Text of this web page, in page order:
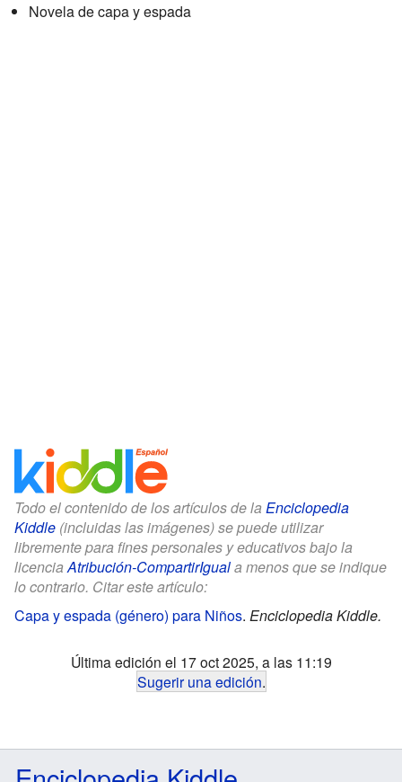
Novela de capa y espada
Todo el contenido de los artículos de la Enciclopedia
Kiddle (incluidas las imágenes) se puede utilizar
libremente para fines personales y educativos bajo la
licenciaAtribución-CompartirIguala menos que se indique
lo contrario. Citar este artículo:
Capa y espada (género) para Niños. Enciclopedia Kiddle.
Última edición el 17 oct 2025, a las 11:19
Sugerir una edición.